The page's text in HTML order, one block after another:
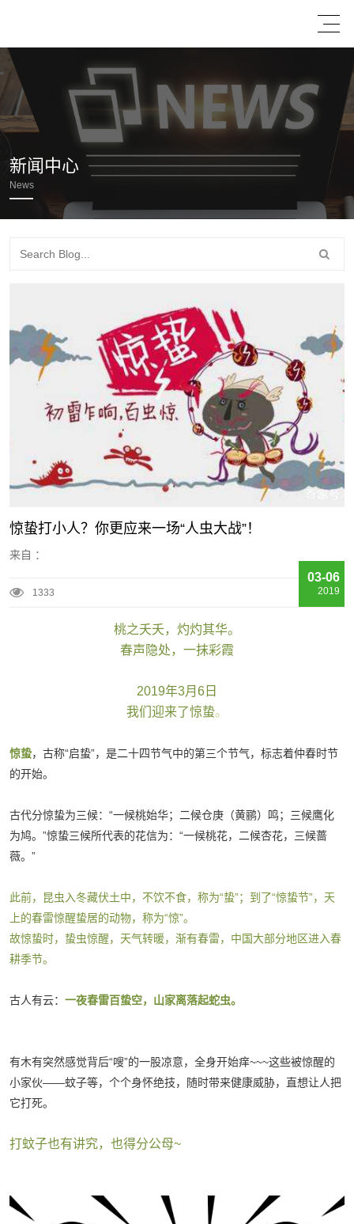
新闻中心
News
惊蛰打小人？你更应来一场“人虫大战”！
来自 ：
1333
03-06
2019
桃之夭夭，灼灼其华。
春声隐处，一抹彩霞
2019年3月6日
我们迎来了惊蛰。
惊蛰，古称“启蛰”，是二十四节气中的第三个节气，标志着仲春时节
的开始。
古代分惊蛰为三候：“一候桃始华；二候仓庚（黄鹂）鸣；三候鹰化
为鸠。”惊蛰三候所代表的花信为：“一候桃花，二候杏花，三候蔷
薇。”
此前，昆虫入冬藏伏土中，不饮不食，称为“蛰”；到了“惊蛰节”，天
上的春雷惊醒蛰居的动物，称为“惊”。
故惊蛰时，蛰虫惊醒，天气转暖，渐有春雷，中国大部分地区进入春
耕季节。
古人有云： 一夜春雷百蛰空，山家离落起蛇虫。
有木有突然感觉背后“嗖”的一股凉意，全身开始痒~~~这些被惊醒的
小家伙——蚊子等，个个身怀绝技，随时带来健康威胁，直想让人把
它打死。
打蚊子也有讲究，也得分公母~